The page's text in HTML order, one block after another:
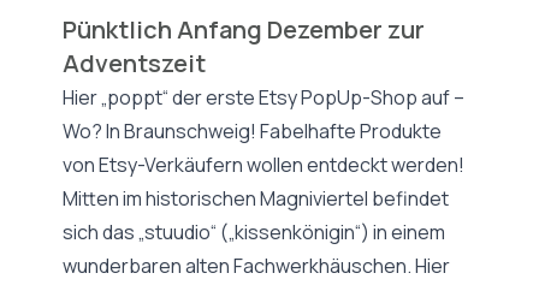
Pünktlich Anfang Dezember zur
Adventszeit
Hier „poppt“ der erste Etsy PopUp-Shop auf –
Wo? In Braunschweig! Fabelhafte Produkte
von Etsy-Verkäufern wollen entdeckt werden!
Mitten im historischen Magniviertel befindet
sich das „stuudio“ („kissenkönigin“) in einem
wunderbaren alten Fachwerkhäuschen. Hier